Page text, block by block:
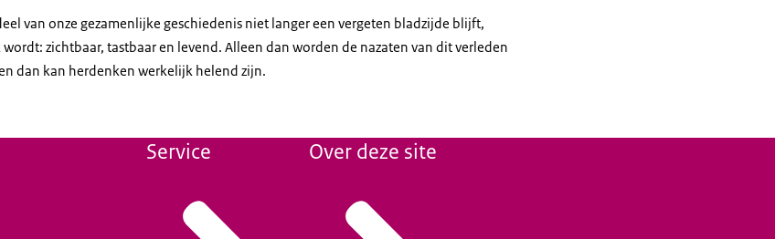
van onze gezamenlijke geschiedenis niet langer een vergeten bladzijde blijft,
zichtbaar, tastbaar en levend. Alleen dan worden de nazaten van dit verleden
dan kan herdenken werkelijk helend zijn.
Service Over deze site